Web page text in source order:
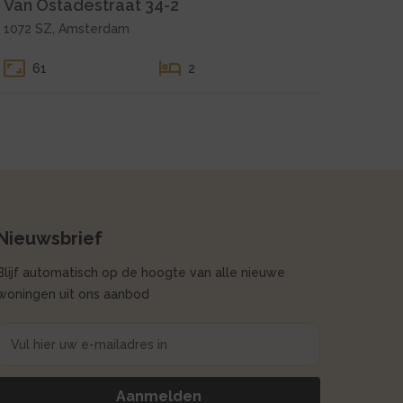
Van Ostadestraat 34-2
1072 SZ, Amsterdam
61 2
automatisch op de hoogte van alle nieuwe
uit ons aanbod